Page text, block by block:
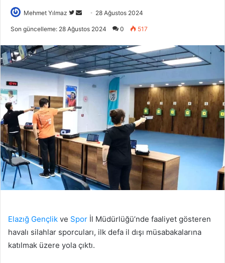
Mehmet Yılmaz
Twitter'da
Bir
göndermek
28 Ağustos 2024
Son güncelleme: 28 Ağustos 2024 0 517
Elazığ Gençlik ve Spor İl Müdürlüğü’nde faaliyet gösteren
havalı silahlar sporcuları, ilk defa il dışı müsabakalarına
katılmak üzere yola çıktı.